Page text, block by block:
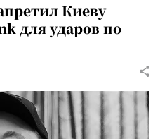
Киеву
для ударов по